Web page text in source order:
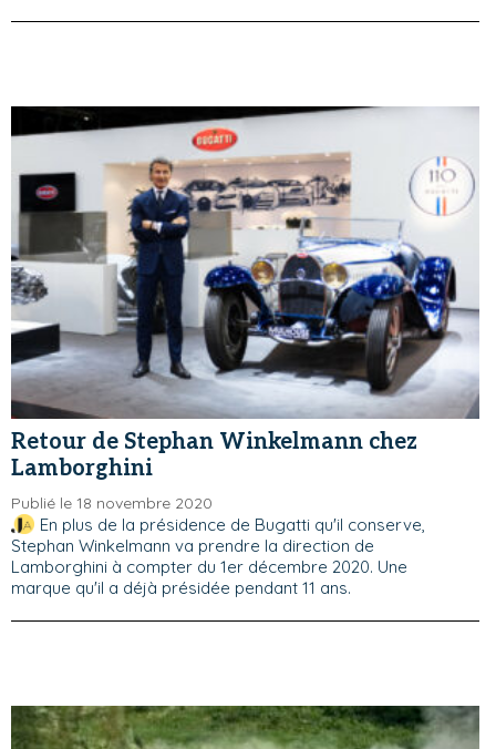
Retour de Stephan Winkelmann chez
Lamborghini
Publié le 18 novembre 2020
En plus de la présidence de Bugatti qu'il conserve,
Stephan Winkelmann va prendre la direction de
Lamborghini à compter du 1er décembre 2020. Une
marque qu'il a déjà présidée pendant 11 ans.